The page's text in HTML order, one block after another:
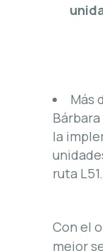
Más
la
ruta L51.
Con el
mejor